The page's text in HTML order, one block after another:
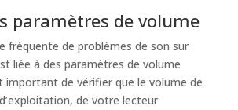
paramètres de volume
fréquente de problèmes de son sur
liée à des paramètres de volume
important de vérifier que le volume de
de votre lecteur